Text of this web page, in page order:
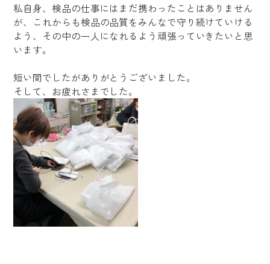
私自身、検品の仕事にはまだ携わったことはありません
が、これからも検品の品質をみんなで守り続けていける
よう、その中の一人になれるよう頑張っていきたいと思
います。
短い間でしたがありがとうございました。
そして、お疲れさまでした。